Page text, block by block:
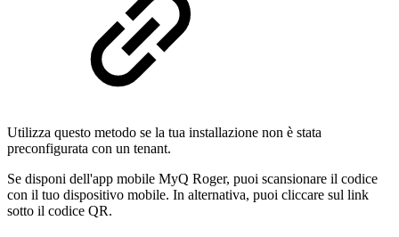
Utilizza questo metodo se la tua installazione non è stata
preconfigurata con un tenant.
Se disponi dell'app mobile MyQ Roger, puoi scansionare il codice
con il tuo dispositivo mobile. In alternativa, puoi cliccare sul link
sotto il codice QR.